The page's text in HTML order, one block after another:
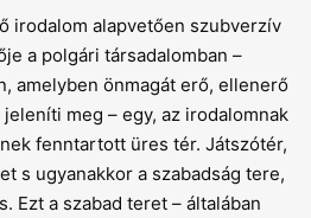
irodalom alapvetően szubverzív
a polgári társadalomban –
amelyben önmagát erő, ellenerő
meg – egy, az irodalomnak
fenntartott üres tér. Játszótér,
s ugyanakkor a szabadság tere,
Ezt a szabad teret – általában